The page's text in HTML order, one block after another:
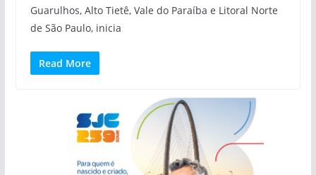
Guarulhos, Alto Tietê, Vale do Paraíba e Litoral Norte
de São Paulo, inicia
Read More